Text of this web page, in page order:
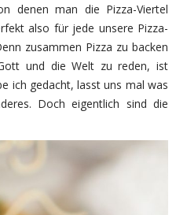
denen man die Pizza-Viertel
also für jede unsere Pizza-
zusammen Pizza zu backen
und die Welt zu reden, ist
ich gedacht, lasst uns mal was
Doch eigentlich sind die